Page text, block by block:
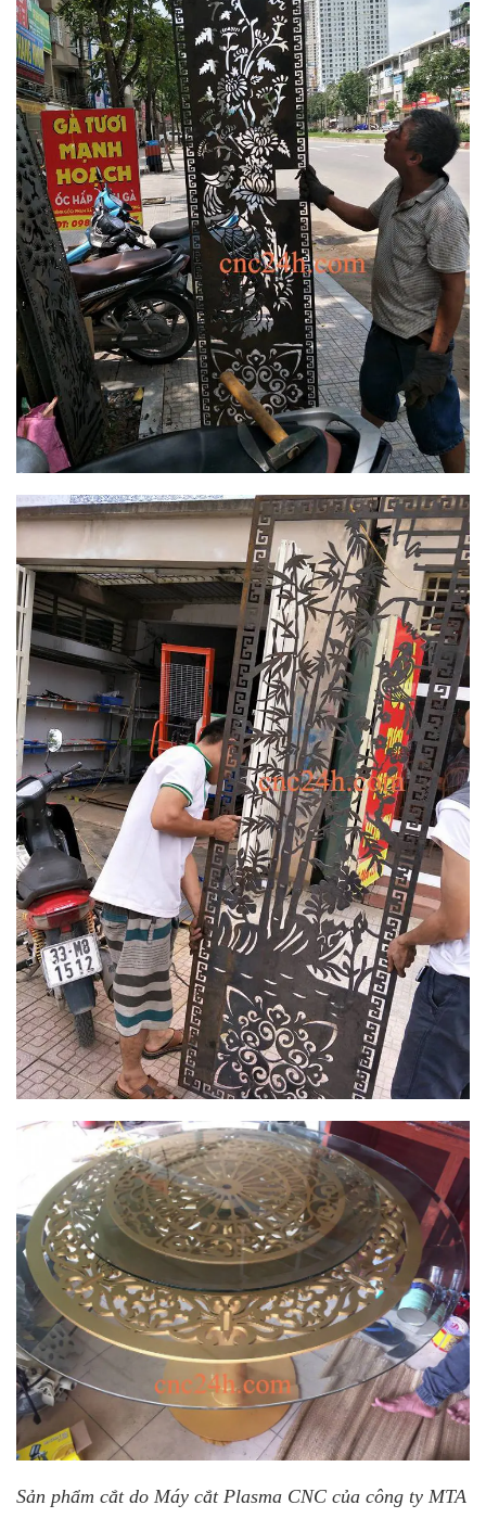
Sản phẩm cắt do Máy cắt Plasma CNC của công ty MTA